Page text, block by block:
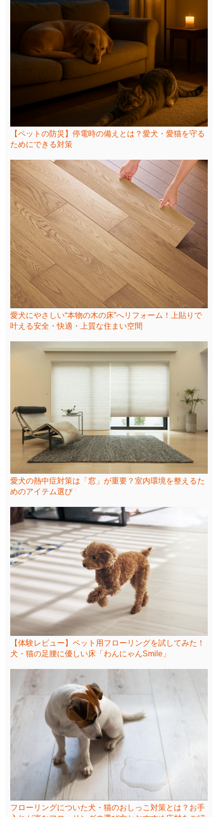
【ペットの防災】停電時の備えとは？愛犬・愛猫を守る
ためにできる対策
愛犬にやさしい“本物の木の床”へリフォーム！上貼りで
叶える安全・快適・上質な住まい空間
愛犬の熱中症対策は「窓」が重要？室内環境を整えるた
めのアイテム選び
【体験レビュー】ペット用フローリングを試してみた！
犬・猫の足腰に優しい床「わんにゃんSmile」
フローリングについた犬・猫のおしっこ対策とは？お手